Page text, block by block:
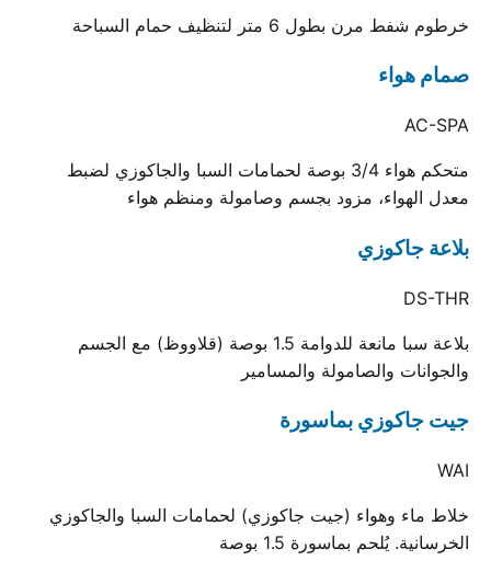
خرطوم شفط مرن بطول 6 متر لتنظيف حمام السباحة
صمام هواء
AC-SPA
متحكم هواء 3/4 بوصة لحمامات السبا والجاكوزي لضبط
معدل الهواء، مزود بجسم وصامولة ومنظم هواء
بلاعة جاكوزي
DS-THR
بلاعة سبا مانعة للدوامة 1.5 بوصة (قلاووظ) مع الجسم
والجوانات والصامولة والمسامير
جيت جاكوزي بماسورة
WAI
خلاط ماء وهواء (جيت جاكوزي) لحمامات السبا والجاكوزي
الخرسانية. يُلحم بماسورة 1.5 بوصة